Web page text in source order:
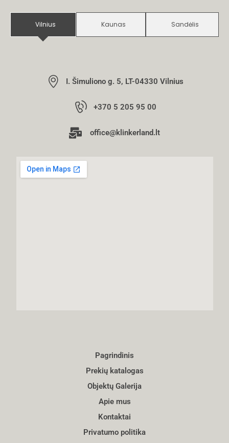
Vilnius Kaunas Sandėlis
I. Šimuliono g. 5, LT-04330 Vilnius
+370 5 205 95 00
office@klinkerland.lt
Pagrindinis
Prekių katalogas
Objektų Galerija
Apie mus
Kontaktai
Privatumo politika